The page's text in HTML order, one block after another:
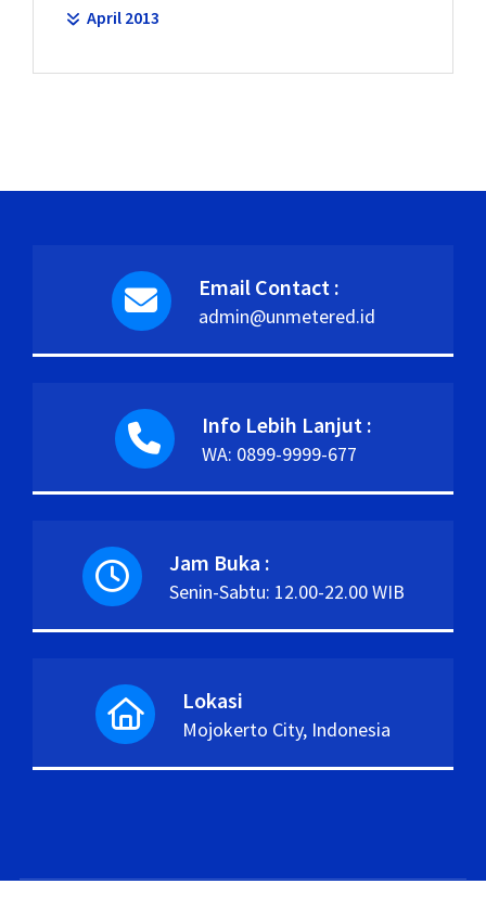
April 2013
Email Contact :
admin@unmetered.id
Info Lebih Lanjut :
WA: 0899-9999-677
Jam Buka :
Senin-Sabtu: 12.00-22.00 WIB
Lokasi
Mojokerto City, Indonesia